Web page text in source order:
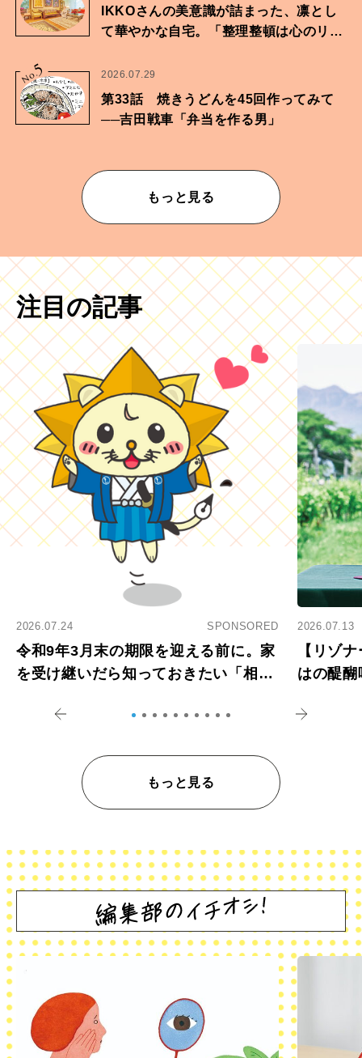
IKKOさんの美意識が詰まった、凛とし
て華やかな自宅。「整理整頓は心のリズ
No.
5 2026.07.29
第33話 焼きうどんを45回作ってみて
──吉田戦車「弁当を作る男」
もっと見る
注目の記事
2026.07.24 SPONSORED
令和9年3月末の期限を迎える前に。家
を受け継いだら知っておきたい「相続
2026.07.13
【リゾ
はの醍
もっと見る